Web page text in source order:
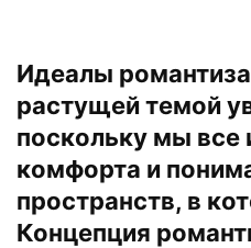
Идеалы
растущей темой
поскольку мы
комфорта и
пространств, в
Концепция